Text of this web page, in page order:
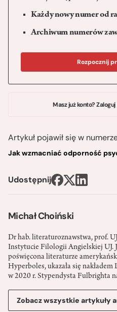
Michał Choiński
Dr hab. literaturoznawstwa, prof.
Instytucie Filologii Angielskiej UJ.
poświęcona literaturze
Hyperboles, ukazała się
w 2020 r. Stypendysta Fulbrighta
Zobacz wszystkie artykuły
Każdy nowy numer od
Archiwum numerów
Rozpocznij
Masz już konto?
Artykuł pojawił się w
Jak wzmacniać odporność
Udostępnij